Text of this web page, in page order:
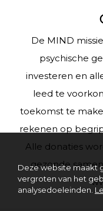
De MIND
psychische
investeren en
leed te
toekomst te
rekenen op
Alle donaties
gezonde
Deze website maakt
vergroten van het
analysedoeleinden.